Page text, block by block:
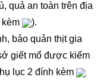
quả an toàn trên địa
).
bảo quản thịt gia
giết mổ được kiểm
lục 2 đính kèm